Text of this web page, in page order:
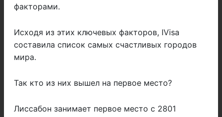
факторами.
Исходя из этих ключевых факторов, IVisa
составила список самых счастливых городов
мира.
Так кто из них вышел на первое место?
Лиссабон занимает первое место с 2801